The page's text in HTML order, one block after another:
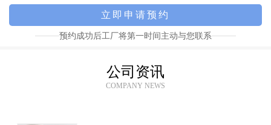
预约成功后工厂将第一时间主动与您联系
公司资讯
COMPANY NEWS